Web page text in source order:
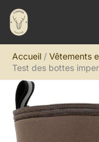
Aller
contenu
Accueil
Vêtements
Test des bottes
R
e
h
c
h